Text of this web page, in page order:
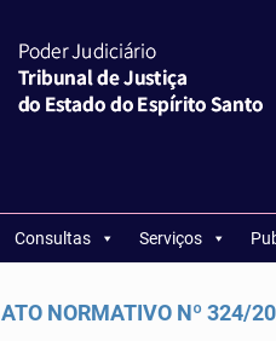
Consultas Serviços
ATO NORMATIVO Nº 324/